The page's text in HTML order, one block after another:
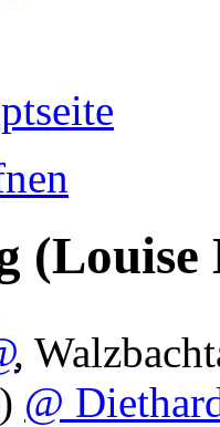
(Louise
,
@